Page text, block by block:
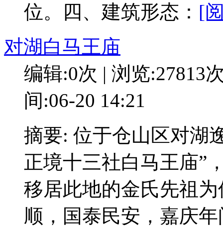
位。四、建筑形态： [
对湖白马王庙
编辑:0次 | 浏览:27813
间:06-20 14:21
摘要: 位于仓山区对湖
正境十三社白马王庙”
移居此地的金氏先祖
顺，国泰民安，嘉庆